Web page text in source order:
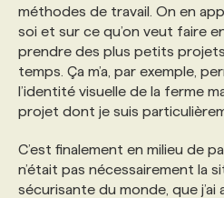
méthodes de travail. On en
soi et sur ce qu’on veut faire
prendre des plus petits
temps. Ça m’a, par exemple,
l’identité visuelle de la ferme
projet dont je suis
C’est finalement en milieu de
n’était pas nécessairement la
sécurisante du monde, que j’ai